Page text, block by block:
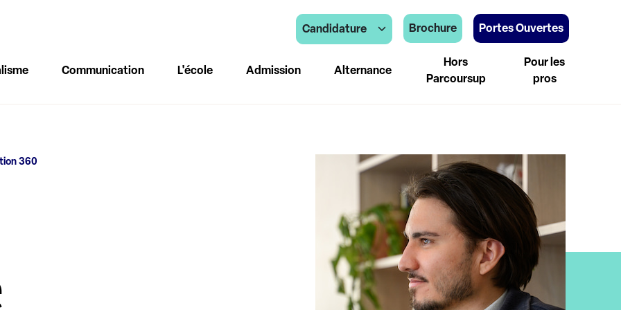
360
Candidature Brochure Portes Ouvertes
Communication L'école Admission Alternance
Hors
Parcoursup
Pour les
pros